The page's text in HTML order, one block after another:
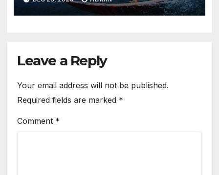
Leave a Reply
Your email address will not be published.
Required fields are marked *
Comment *